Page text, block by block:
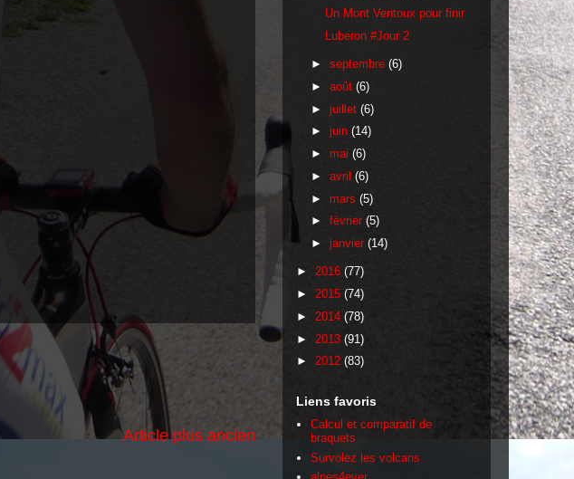
Article plus ancien
Un Mont Ventoux pour finir
Luberon #Jour 2
► septembre (6)
► août (6)
► juillet (6)
► juin (14)
► mai (6)
► avril (6)
► mars (5)
► février (5)
► janvier (14)
► 2016 (77)
► 2015 (74)
► 2014 (78)
► 2013 (91)
► 2012 (83)
Liens favoris
Calcul et comparatif de
braquets
Survolez les volcans